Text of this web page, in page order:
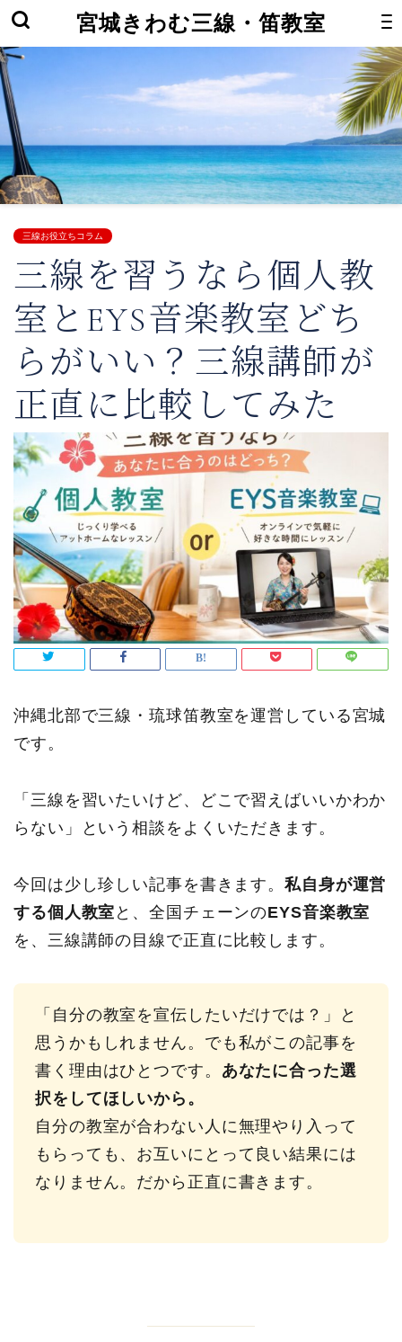
宮城きわむ三線・笛教室
三線お役立ちコラム
三線を習うなら個人教
室とEYS音楽教室どち
らがいい？三線講師が
正直に比較してみた
沖縄北部で三線・琉球笛教室を運営している宮城
です。
「三線を習いたいけど、どこで習えばいいかわか
らない」という相談をよくいただきます。
今回は少し珍しい記事を書きます。私自身が運営
する個人教室 と、全国チェーンのEYS音楽教室
を、三線講師の目線で正直に比較します。
「自分の教室を宣伝したいだけでは？」と
思うかもしれません。でも私がこの記事を
書く理由はひとつです。 あなたに合った選
択をしてほしいから。
自分の教室が合わない人に無理やり入って
もらっても、お互いにとって良い結果には
なりません。だから正直に書きます。